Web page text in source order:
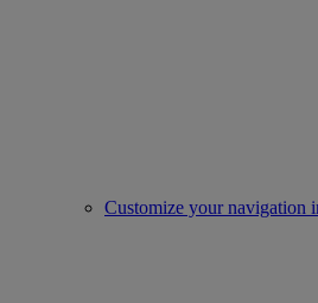
Customize your navigation